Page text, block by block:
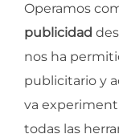
Operamos
publicidad
nos ha
publicitario y
va
todas las